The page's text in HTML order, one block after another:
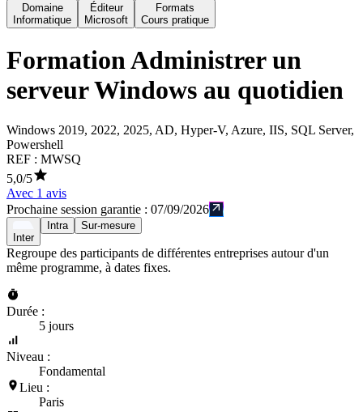
Domaine
Informatique
Éditeur
Microsoft
Formats
Cours pratique
FormationAdministrer un
serveur Windows au quotidien
Windows 2019, 2022, 2025, AD, Hyper-V, Azure, IIS, SQL Server,
Powershell
REF : MWSQ
5,0/5
Avec 1 avis
Prochaine session garantie : 07/09/2026
Inter
Intra Sur-mesure
Regroupe des participants de différentes entreprises autour d'un
même programme, à dates fixes.
Durée :
5 jours
Niveau :
Fondamental
Lieu :
Paris